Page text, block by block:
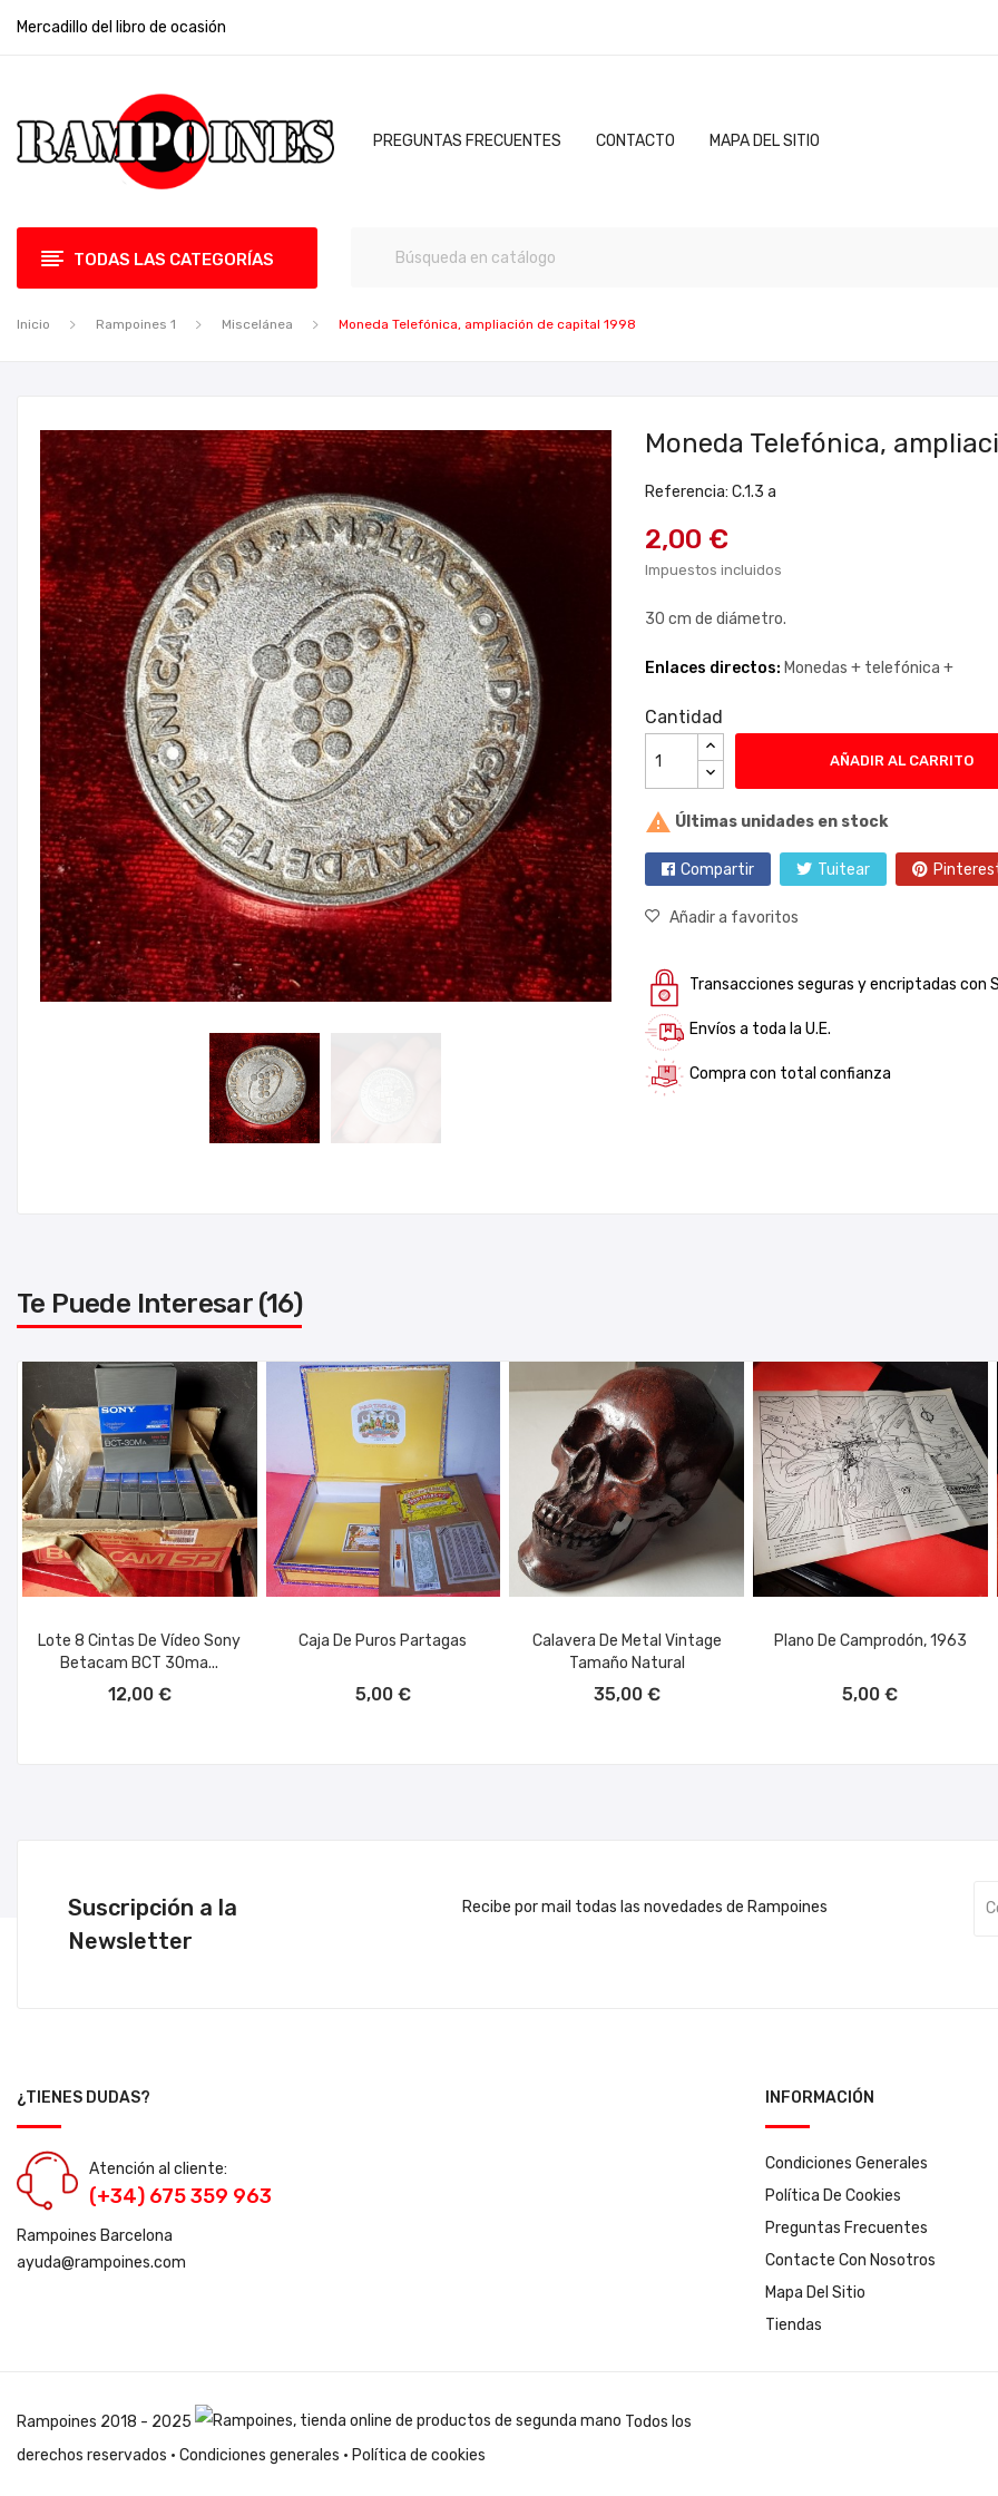
Mercadillo del libro de ocasión
PREGUNTAS FRECUENTES CONTACTO MAPA DEL SITIO
TODAS LAS CATEGORÍAS
Inicio Rampoines 1 Miscelánea Moneda Telefónica, ampliación de capital 1998
Moneda Telefónica,
Referencia: C.1.3 a
2,00 €
Impuestos incluidos
30 cm de diámetro.
Enlaces directos: Monedas + telefónica +
Cantidad
AÑADIR AL CARRITO
 Últimas unidades en stock
Compartir Tuitear
Añadir a favoritos
Transacciones seguras y encriptadas con
Envíos a toda la U.E.
Compra con total confianza
Te Puede Interesar (16)
Lote 8 Cintas De Vídeo Sony
Betacam BCT 30ma...
12,00 €
Caja De Puros Partagas
5,00 €
Calavera De Metal Vintage
Tamaño Natural
35,00 €
Plano De Camprodón, 1963
5,00 €
Suscripción a la
Newsletter
Recibe por mail todas las novedades de Rampoines
¿TIENES DUDAS?
Atención al cliente:
(+34) 675 359 963
Rampoines Barcelona
ayuda@rampoines.com
INFORMACIÓN
Condiciones Generales
Política De Cookies
Preguntas Frecuentes
Contacte Con Nosotros
Mapa Del Sitio
Tiendas
Rampoines 2018 - 2025
Todos los
derechos reservados · Condiciones generales · Política de cookies